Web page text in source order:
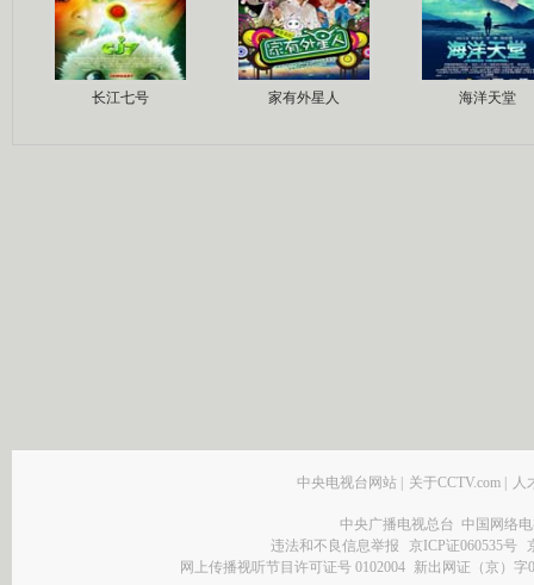
长江七号 家有外星人 海洋天堂
中央电视台网站 | 关于CCTV.com | 人
中央广播电视总台 中国网络
违法和不良信息举报
京ICP证060535号
网上传播视听节目许可证号 0102004 新出网证（京）